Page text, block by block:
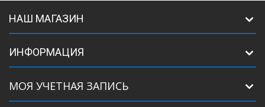
НАШ МАГАЗИН
ИНФОРМАЦИЯ
МОЯ УЧЕТНАЯ ЗАПИСЬ